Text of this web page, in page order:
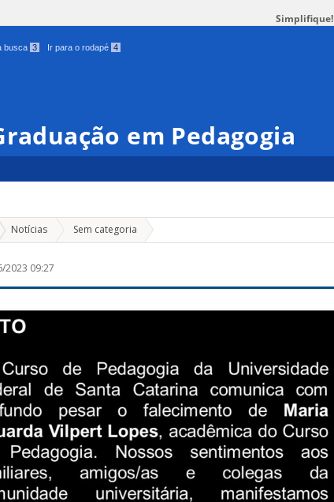
Simplifique!
busca 3 Ir para o rodapé 4
em Pedagogia
Notícias Sem categoria »
2023 09:27